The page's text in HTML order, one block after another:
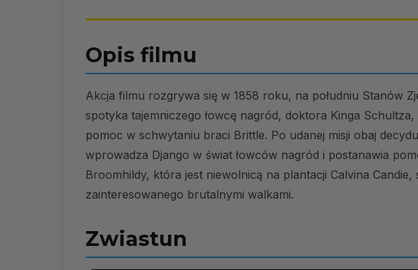
Opis filmu
Akcja filmu rozgrywa się w 1858 roku, na południu Stanów
spotyka tajemniczego łowcę nagród, doktora Kinga
pomoc w schwytaniu braci Brittle. Po udanej misji obaj
wprowadza Django w świat łowców nagród i postanawia
Broomhildy, która jest niewolnicą na plantacji Calvina Candie,
zainteresowanego brutalnymi walkami.
Zwiastun